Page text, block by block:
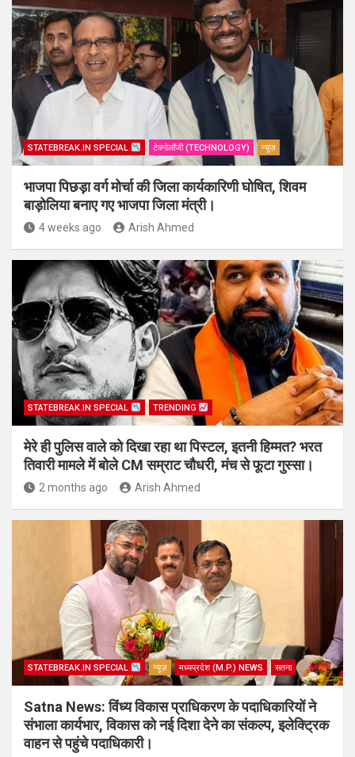
STATEBREAK.IN SPECIAL टेक्नोलॉजी (TECHNOLOGY) न्यूज़
भाजपा पिछड़ा वर्ग मोर्चा की जिला कार्यकारिणी घोषित, शिवम
बाड़ोलिया बनाए गए भाजपा जिला मंत्री।
4 weeks ago Arish Ahmed
STATEBREAK.IN SPECIAL TRENDING
मेरे ही पुलिस वाले को दिखा रहा था पिस्टल, इतनी हिम्मत? भरत
तिवारी मामले में बोले CM सम्राट चौधरी, मंच से फूटा गुस्सा।
2 months ago Arish Ahmed
STATEBREAK.IN SPECIAL न्यूज़ मध्यप्रदेश (M.P.) NEWS सतना
Satna News: विंध्य विकास प्राधिकरण के पदाधिकारियों ने
संभाला कार्यभार, विकास को नई दिशा देने का संकल्प, इलेक्ट्रिक
वाहन से पहुंचे पदाधिकारी।